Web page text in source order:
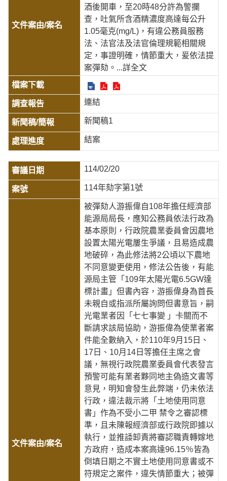
酒後開車，至20時48分許為警攔
查，吐氣所含酒精濃度高達每公升
1.05毫克(mg/L)，有違公務員服務
法、法官法及法官倫理規範相關規
定，事證明確，情節重大，爰依法提
案彈劾。 ...詳全文
連結
新聞稿1
結案
114/02/20
114年劾字第1號
被彈劾人游振偉自108年擔任經濟部
能源局局長，應知公務員依法行政為
基本原則，行政院農業委員會因農地
設置太陽光電屢生爭議，且易造成農
地破碎，為此修法將2公頃以下農地
不同意變更使用，修法公告後，有能
源局主管「109年太陽光電6.5GW達
標計畫」但書內容，游振偉身為首長
未親自或指派所屬詢問但書意旨，嗣
光電業者因「七七事變 」卡關而不
斷請求該局協助，游振偉為使業者案
件能全數納入，於110年9月15日、
17日、10月14日等擔任主席之會
議，無視行政院農業委員會代表發言
預警可能有業者夥同地主偽造文書等
意見，明知會發生此弊端，仍未依法
行政，違法裁示將「土地使用同意
書」作為不受小二甲 禁令之審認標
準，且未陳報經濟部或行政院即據以
執行，並推諉卸責將審認職責轉嫁地
方政府，造成本案高達96.15％皆為
倒填日期之不實土地使用同意書或不
符規定之案件，違失情節重大；被彈